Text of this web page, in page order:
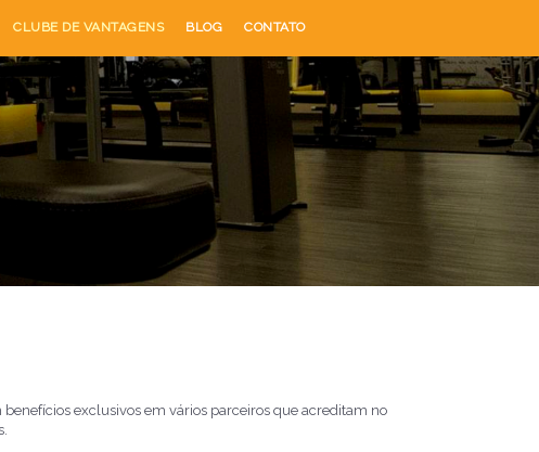
CLUBE DE VANTAGENS BLOG CONTATO
exclusivos em vários parceiros que acreditam no